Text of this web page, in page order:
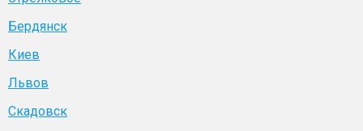
Бердянск
Киев
Львов
Скадовск